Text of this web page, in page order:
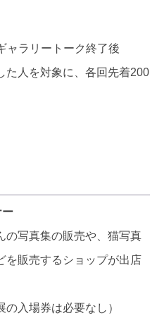
ャラリートーク終了後
人を対象に、各回先着200
ー
の写真集の販売や、猫写真
を販売するショップが出店
の入場券は必要なし）